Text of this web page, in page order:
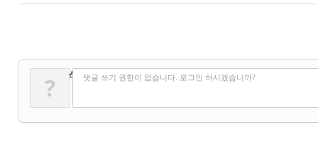
댓글 쓰기
? 댓글 쓰기 권한이 없습니다. 로그인 하시겠습니까?